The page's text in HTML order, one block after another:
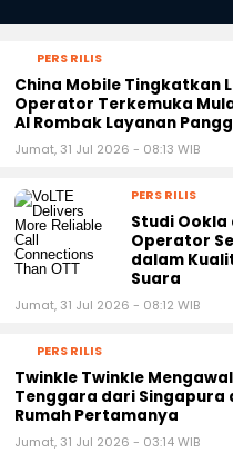
PERS RILIS
China Mobile Tingkatkan
Operator Terkemuka
AI Rombak Layanan
Jumat, 31 Jul 2026 - 08:13 WIB
PERS RILIS
Studi Ookla
Operator
dalam
Suara
Jumat, 31 Jul 2026 - 08:12 WIB
PERS RILIS
Twinkle Twinkle
Tenggara dari Singapura
Rumah Pertamanya
Jumat, 31 Jul 2026 - 03:14 WIB